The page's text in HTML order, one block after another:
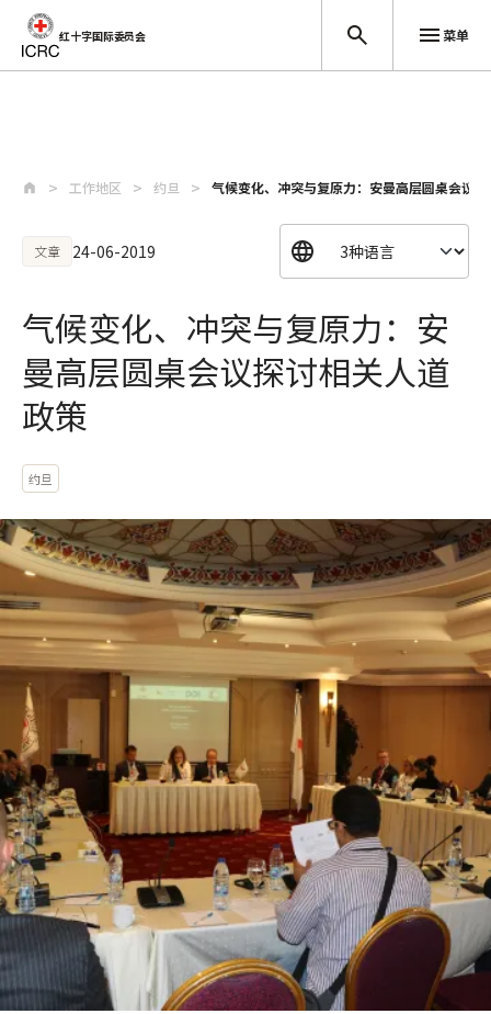
红十字国际委员会 菜单
工作地区 约旦 气候变化、冲突与复原力：安曼高层圆桌会议
文章 24-06-2019
气候变化、冲突与复原力：安
曼高层圆桌会议探讨相关人道
政策
约旦